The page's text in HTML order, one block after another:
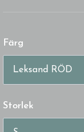
Färg
Storlek